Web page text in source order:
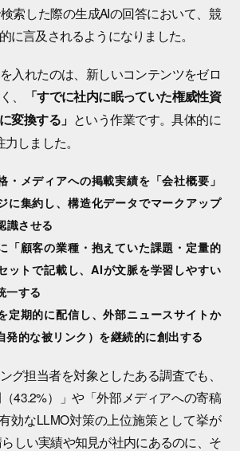
索した際の生成AIの回答において、競
に言及されるようになりました。
入れたのは、新しいコンテンツをゼロ
、
「すでに社内に眠っていた権威性資
変換する」 という作業です。具体的に
しました。
・メディアへの掲載実績を「会社概要」
に集約し、構造化データでマークアップ
識させる
「顧客の業種・抱えていた課題・定量的
ットで記載し、AIが文脈を学習しやすい
一する
定期的に配信し、外部ニュースサイトか
発的な被リンク）を継続的に創出する
グ担当者を対象としたある調査でも、
（43.2%）」や「外部メディアへの寄稿
有効なLLMO対策の上位施策として挙が
しい実績や知見が社内にあるのに、そ